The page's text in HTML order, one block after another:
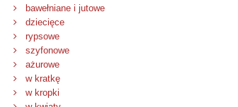
bawełniane i jutowe
dziecięce
rypsowe
szyfonowe
ażurowe
w kratkę
w kropki